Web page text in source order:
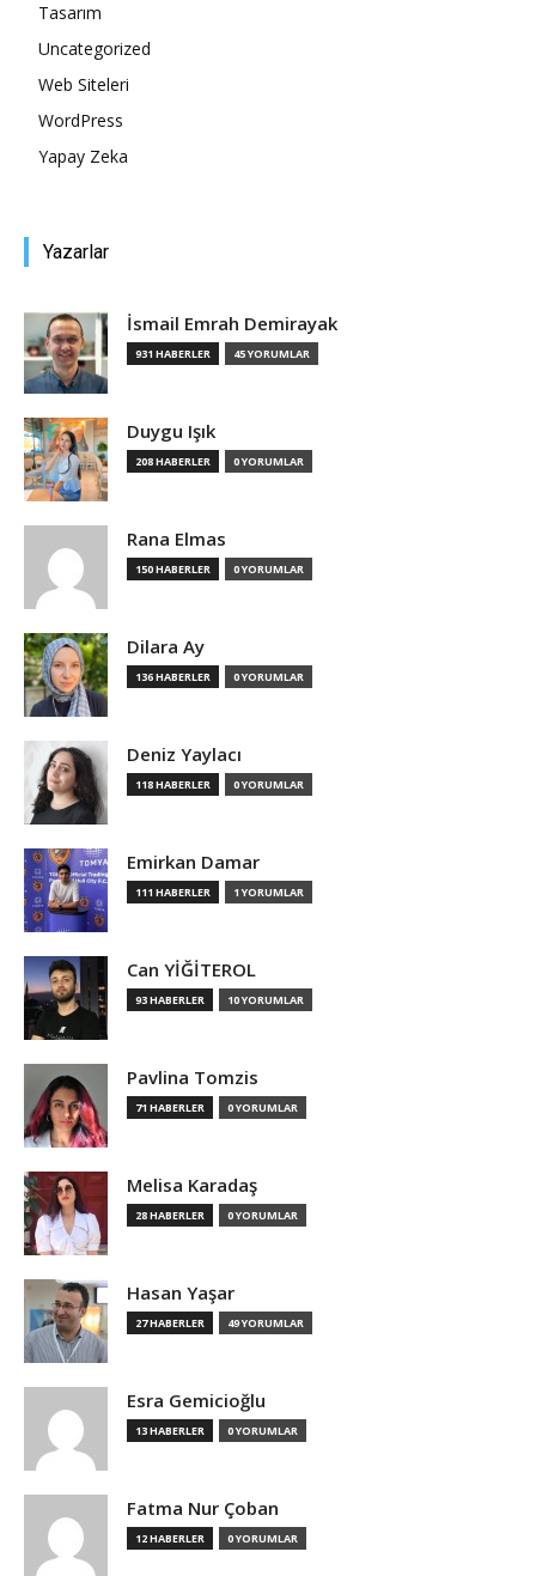
Tasarım
Uncategorized
Web Siteleri
WordPress
Yapay Zeka
Yazarlar
İsmail Emrah Demirayak
931 HABERLER 45 YORUMLAR
Duygu Işık
208 HABERLER 0 YORUMLAR
Rana Elmas
150 HABERLER 0 YORUMLAR
Dilara Ay
136 HABERLER 0 YORUMLAR
Deniz Yaylacı
118 HABERLER 0 YORUMLAR
Emirkan Damar
111 HABERLER 1 YORUMLAR
Can YİĞİTEROL
93 HABERLER 10 YORUMLAR
Pavlina Tomzis
71 HABERLER 0 YORUMLAR
Melisa Karadaş
28 HABERLER 0 YORUMLAR
Hasan Yaşar
27 HABERLER 49 YORUMLAR
Esra Gemicioğlu
13 HABERLER 0 YORUMLAR
Fatma Nur Çoban
12 HABERLER 0 YORUMLAR